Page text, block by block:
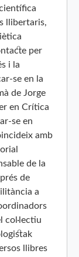
llibertaris,
per
i la
se en la
de Jorge
en Crítica
se en
amb
de la
de
a
col·lectiu
llibres